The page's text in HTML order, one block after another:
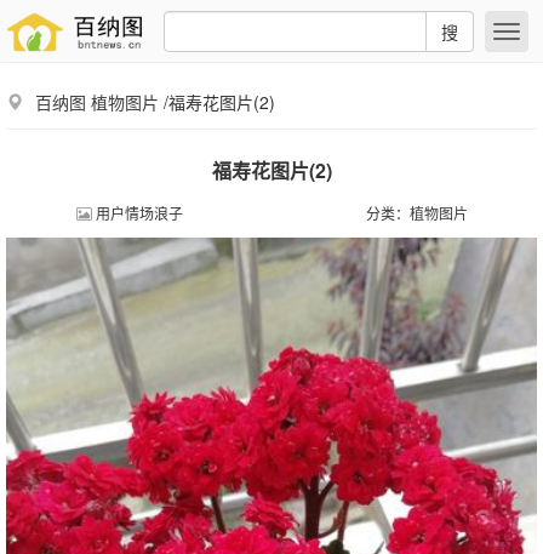
搜
百纳图 植物图片 /福寿花图片(2)
福寿花图片(2)
用户情场浪子 分类： 植物图片